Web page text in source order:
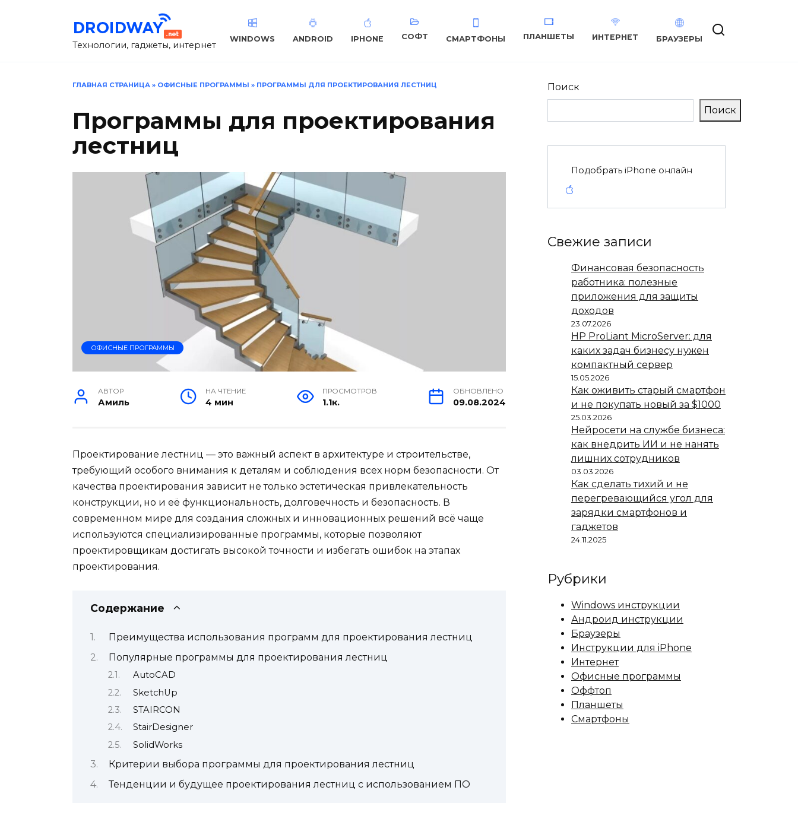
Технологии, гаджеты, интернет
WINDOWS ANDROID IPHONE СОФТ СМАРТФОНЫ ПЛАНШЕТЫ ИНТЕРНЕТ БРАУЗЕРЫ
ГЛАВНАЯ СТРАНИЦА » ОФИСНЫЕ ПРОГРАММЫ » ПРОГРАММЫ ДЛЯ ПРОЕКТИРОВАНИЯ ЛЕСТНИЦ
Программы для проектирования
лестниц
ОФИСНЫЕ ПРОГРАММЫ
АВТОР
Амиль
НА ЧТЕНИЕ
4 мин
ПРОСМОТРОВ
1.1к.
ОБНОВЛЕНО
09.08.2024
Проектирование лестниц — это важный аспект в архитектуре и строительстве,
требующий особого внимания к деталям и соблюдения всех норм безопасности. От
качества проектирования зависит не только эстетическая привлекательность
конструкции, но и её функциональность, долговечность и безопасность. В
современном мире для создания сложных и инновационных решений всё чаще
используются специализированные программы, которые позволяют
проектировщикам достигать высокой точности и избегать ошибок на этапах
проектирования.
Содержание
Преимущества использования программ для проектирования лестниц
Популярные программы для проектирования лестниц
AutoCAD
SketchUp
STAIRCON
StairDesigner
SolidWorks
Критерии выбора программы для проектирования лестниц
Тенденции и будущее проектирования лестниц с использованием ПО
Поиск
Поиск
Подобрать iPhone онлайн
Свежие записи
Финансовая безопасность
работника: полезные
приложения для защиты
доходов
23.07.2026
HP ProLiant MicroServer: для
каких задач бизнесу нужен
компактный сервер
15.05.2026
Как оживить старый смартфон
и не покупать новый за $1000
25.03.2026
Нейросети на службе бизнеса:
как внедрить ИИ и не нанять
лишних сотрудников
03.03.2026
Как сделать тихий и не
перегревающийся угол для
зарядки смартфонов и
гаджетов
24.11.2025
Рубрики
Windows инструкции
Андроид инструкции
Браузеры
Инструкции для iPhone
Интернет
Офисные программы
Оффтоп
Планшеты
Смартфоны